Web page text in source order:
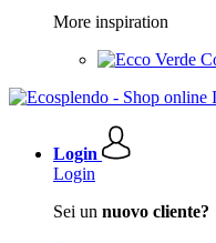
More inspiration
Login
Login
Sei un nuovo cliente?